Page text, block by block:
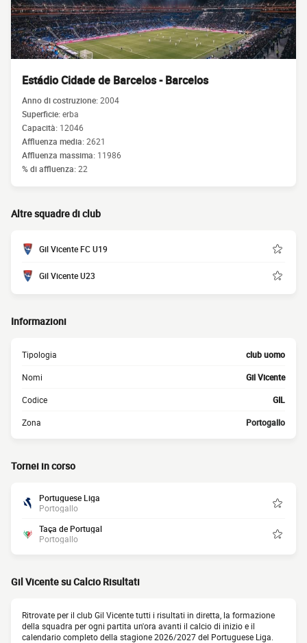
Estádio Cidade de Barcelos - Barcelos
Anno di costruzione:2004
Superficie:erba
Capacità: 12046
Affluenza media:2621
Affluenza massima: 11986
% di affluenza:22
Altre squadre di club
Gil Vicente FC U19
Gil Vicente U23
Informazioni
Tipologia club uomo
Nomi Gil Vicente
Codice GIL
Zona Portogallo
Tornei in corso
Portuguese Liga
Portogallo
Taça de Portugal
Portogallo
Gil Vicente su Calcio Risultati
Ritrovate per il club Gil Vicente tutti i risultati in diretta, la formazione
della squadra per ogni partita un'ora avanti il calcio di inizio e il
calendario completo della stagione 2026/2027 del Portuguese Liga.